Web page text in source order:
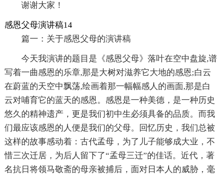
谢谢大家！
感恩父母演讲稿14
篇一：关于感恩父母的演讲稿
今天我演讲的题目是《感恩父母》落叶在空中盘旋,谱
写着一曲感恩的乐章,那是大树对滋养它大地的感恩;白云
在蔚蓝的天空中飘荡,绘画着那一幅幅感人的画面,那是白
云对哺育它的蓝天的感恩。感恩是一种美德，是一种历史
悠久的精神遗产，更是我们初中生必须具备的品质。而我
们最应该感恩的人便是我们的父母。回忆历史，我们总被
这样的故事感动着：古代孟母，为了儿子能够成大业，不
惜三次迁居，为后人留下了“孟母三迁”的佳话。近代，著
名抗日将领马敬斋的母亲被捕后，面对日本人的威胁，毫